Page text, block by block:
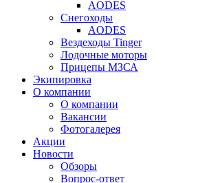
AODES
Снегоходы
AODES
Вездеходы Tinger
Лодочные моторы
Прицепы МЗСА
Экипировка
О компании
О компании
Вакансии
Фотогалерея
Акции
Новости
Обзоры
Вопрос-ответ